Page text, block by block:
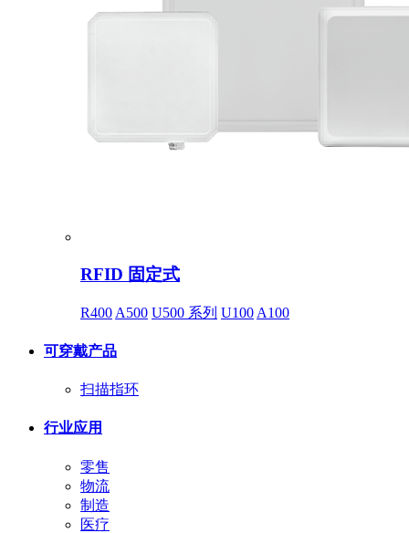
RFID 固定式
R400 A500 U500 系列 U100 A100
可穿戴产品
扫描指环
行业应用
零售
物流
制造
医疗